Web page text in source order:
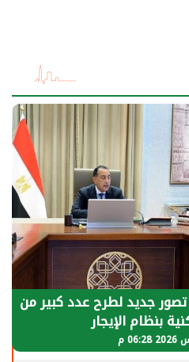
جديد لطرح عدد كبير من
بنظام الإيجار